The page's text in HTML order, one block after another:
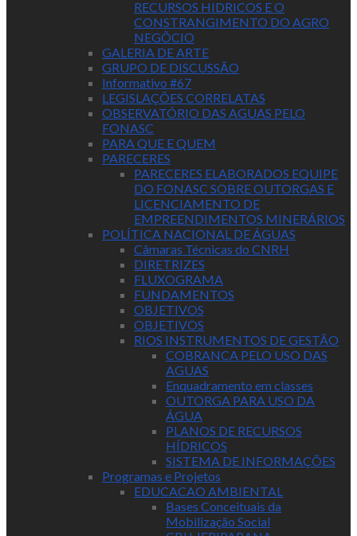
RECURSOS HIDRICOS E O
CONSTRANGIMENTO DO AGRO
NEGÕCIO
GALERIA DE ARTE
GRUPO DE DISCUSSÃO
Informativo #67
LEGISLAÇÕES CORRELATAS
OBSERVATÓRIO DAS AGUAS PELO
FONASC
PARA QUE E QUEM
PARECERES
PARECERES ELABORADOS EQUIPE
DO FONASC SOBRE OUTORGAS E
LICENCIAMENTO DE
EMPREENDIMENTOS MINERÁRIOS
POLÍTICA NACIONAL DE ÁGUAS
Câmaras Técnicas do CNRH
DIRETRIZES
FLUXOGRAMA
FUNDAMENTOS
OBJETIVOS
OBJETIVOS
RIOS INSTRUMENTOS DE GESTÃO
COBRANCA PELO USO DAS
AGUAS
Enquadramento em classes
OUTORGA PARA USO DA
ÁGUA
PLANOS DE RECURSOS
HÍDRICOS
SISTEMA DE INFORMAÇÕES
Programas e Projetos
EDUCACAO AMBIENTAL
Bases Conceituais da
Mobilização Social